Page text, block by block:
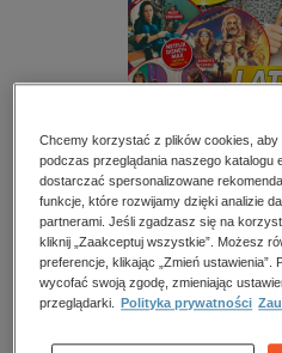
polityka, społeczno-
psychologiczne
popularno-naukowe
historia
zdrowie
religie
Przeczytaj
To i owo TV – e-
Chcemy korzystać z plików cookies,
podczas przeglądania naszego katalogu
dostarczać spersonalizowane
funkcje, które rozwijamy dzięki analizie
partnerami. Jeśli zgadzasz się na
kliknij „Zaakceptuj wszystkie”. Możesz
preferencje, klikając „Zmień ustawienia”.
wycofać swoją zgodę, zmieniając
przeglądarki.
Polityka prywatności